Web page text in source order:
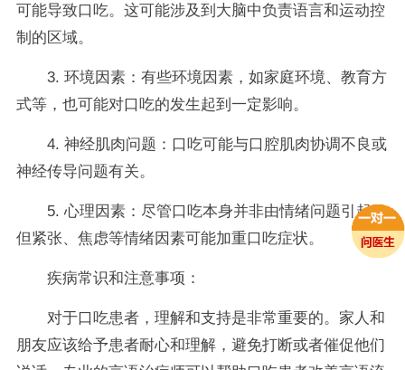
可能导致口吃。这可能涉及到大脑中负责语言和运动控
制的区域。
3. 环境因素：有些环境因素，如家庭环境、教育方
式等，也可能对口吃的发生起到一定影响。
4. 神经肌肉问题：口吃可能与口腔肌肉协调不良或
神经传导问题有关。
5. 心理因素：尽管口吃本身并非由情绪问题引起，
但紧张、焦虑等情绪因素可能加重口吃症状。
疾病常识和注意事项：
对于口吃患者，理解和支持是非常重要的。家人和
朋友应该给予患者耐心和理解，避免打断或者催促他们